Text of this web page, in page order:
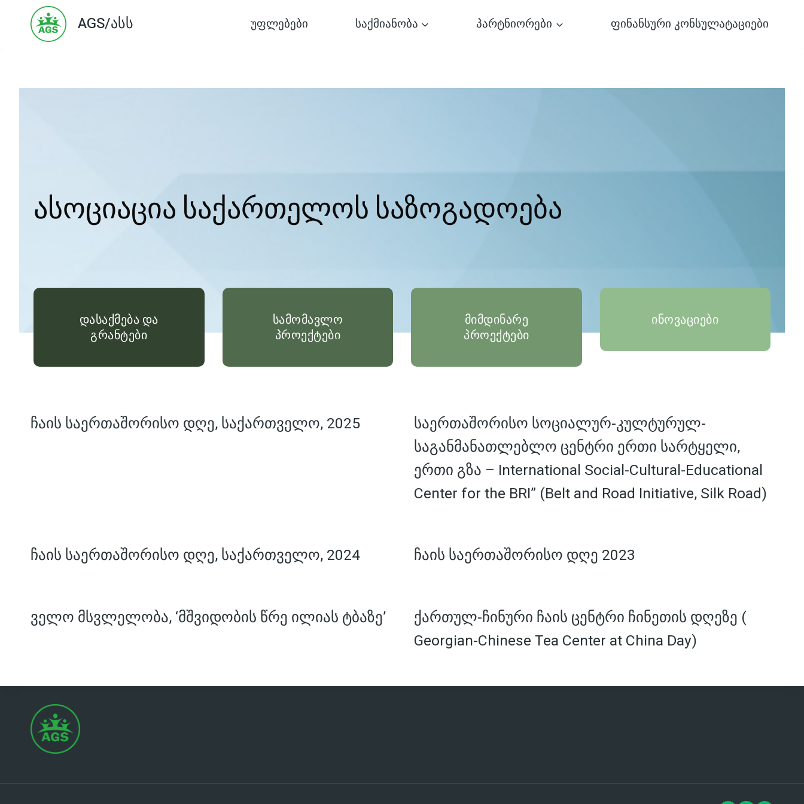
AGS/ასს უფლებები საქმიანობა პარტნიორები ფინანსური კონსულატაციები
ასოციაცია საქართელოს საზოგადოება
დასაქმება და
გრანტები
სამომავლო
პროექტები
მიმდინარე
პროექტები
ინოვაციები
ჩაის საერთაშორისო დღე, საქართველო, 2025
საერთაშორისო სოციალურ-კულტურულ-
საგანმანათლებლო ცენტრი ერთი სარტყელი,
ერთი გზა – International Social-Cultural-Educational
Center for the BRI” (Belt and Road Initiative, Silk Road)
ჩაის საერთაშორისო დღე, საქართველო, 2024 ჩაის საერთაშორისო დღე 2023
ველო მსვლელობა, ‘მშვიდობის წრე ილიას ტბაზე’
ქართულ-ჩინური ჩაის ცენტრი ჩინეთის დღეზე (
Georgian-Chinese Tea Center at China Day)